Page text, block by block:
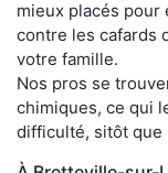
mieux placés
contre les cafards
votre famille.
Nos pros se
chimiques, ce qui
difficulté, sitôt que